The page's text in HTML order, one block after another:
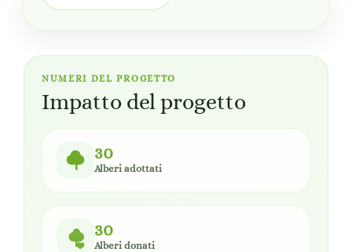
NUMERI DEL PROGETTO
Impatto del progetto
30
Alberi adottati
30
Alberi donati